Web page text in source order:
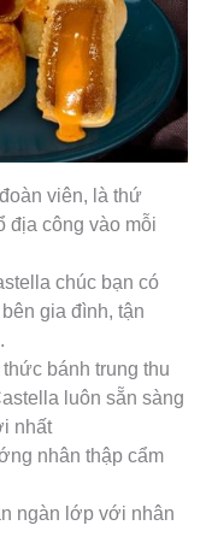
viên, là thứ
địa công vào mỗi
chúc bạn có
gia đình, tận
bánh trung thu
luôn sẵn sàng
nhất
nhân thập cẩm
ngàn lớp với nhân